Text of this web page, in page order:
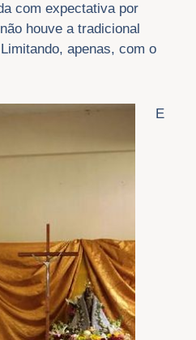
com expectativa por
houve a tradicional
apenas, com o
E